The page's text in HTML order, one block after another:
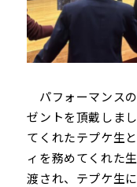
パフォーマンス
ゼントを頂戴しま
てくれたテプケ生
ィを務めてくれた
渡され、テプケ生